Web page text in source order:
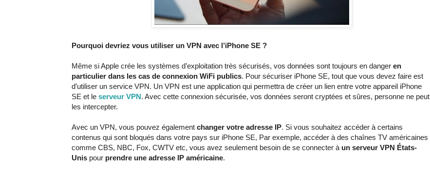
Pourquoi devriez vous utiliser un VPN avec l’iPhone SE ?
Même si Apple crée les systèmes d’exploitation très sécurisés, vos données sont toujours en danger en
particulier dans les cas de connexion WiFi publics. Pour sécuriser iPhone SE, tout que vous devez faire est
d’utiliser un service VPN. Un VPN est une application qui permettra de créer un lien entre votre appareil iPhone
SE et le serveur VPN. Avec cette connexion sécurisée, vos données seront cryptées et sûres, personne ne peut
les intercepter.
Avec un VPN, vous pouvez également changer votre adresse IP. Si vous souhaitez accéder à certains
contenus qui sont bloqués dans votre pays sur iPhone SE, Par exemple, accéder à des chaînes TV américaines
comme CBS, NBC, Fox, CWTV etc, vous avez seulement besoin de se connecter à un serveur VPN États-
Unis pour prendre une adresse IP américaine.